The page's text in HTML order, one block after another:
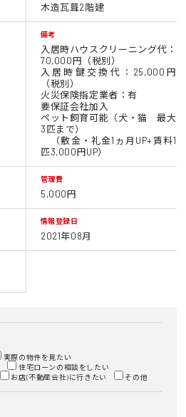
木造瓦葺2階建
備考
入居時ハウスクリーニング代：
70,000円（税別）
入居時鍵交換代：25,000円
（税別）
火災保険指定業者：有
要保証会社加入
ペット飼育可能（犬・猫 最大
3匹まで）
（敷金・礼金1ヵ月UP+賃料1
匹3,000円UP）
管理費
5,000円
情報登録日
2021年08月
実際の物件を見たい
住宅ローンの相談をしたい
お店(不動産会社)に行きたい その他